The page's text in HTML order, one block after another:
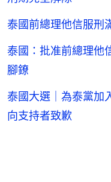
泰國前總理他信服
泰國：批准前總理
腳鐐
泰國大選｜為泰黨
向支持者致歉